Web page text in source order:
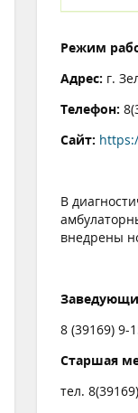
Режим
Адрес: г.
Телефон:
Сайт:
В
внедрены
8 (39169) 9-
Старшая
тел.